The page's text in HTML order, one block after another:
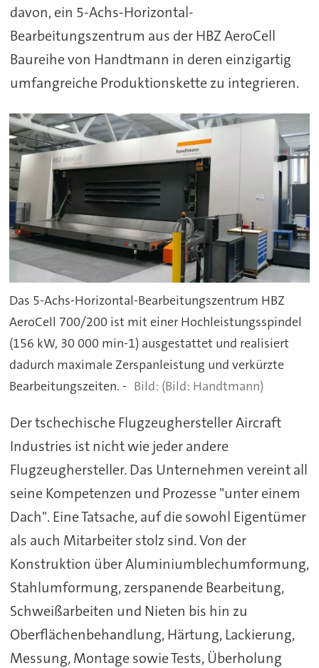
davon, ein 5-Achs-Horizontal-
Bearbeitungszentrum aus der HBZ AeroCell
Baureihe von Handtmann in deren einzigartig
umfangreiche Produktionskette zu integrieren.
Das 5-Achs-Horizontal-Bearbeitungszentrum HBZ
AeroCell 700/200 ist mit einer Hochleistungsspindel
(156 kW, 30 000 min-1) ausgestattet und realisiert
dadurch maximale Zerspanleistung und verkürzte
Bearbeitungszeiten. -
(Bild: Handtmann)
Der tschechische Flugzeughersteller Aircraft
Industries ist nicht wie jeder andere
Flugzeughersteller. Das Unternehmen vereint all
seine Kompetenzen und Prozesse "unter einem
Dach". Eine Tatsache, auf die sowohl Eigentümer
als auch Mitarbeiter stolz sind. Von der
Konstruktion über Aluminiumblechumformung,
Stahlumformung, zerspanende Bearbeitung,
Schweißarbeiten und Nieten bis hin zu
Oberflächenbehandlung, Härtung, Lackierung,
Messung, Montage sowie Tests, Überholung